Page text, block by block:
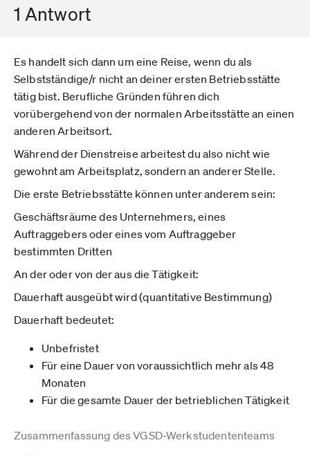
1 Antwort
Es handelt sich dann um eine Reise, wenn du als
Selbstständige/r nicht an deiner ersten Betriebsstätte
tätig bist. Berufliche Gründen führen dich
vorübergehend von der normalen Arbeitsstätte an einen
anderen Arbeitsort.
Während der Dienstreise arbeitest du also nicht wie
gewohnt am Arbeitsplatz, sondern an anderer Stelle.
Die erste Betriebsstätte können unter anderem sein:
Geschäftsräume des Unternehmers, eines
Auftraggebers oder eines vom Auftraggeber
bestimmten Dritten
An der oder von der aus die Tätigkeit:
Dauerhaft ausgeübt wird (quantitative Bestimmung)
Dauerhaft bedeutet:
Unbefristet
Für eine Dauer von voraussichtlich mehr als 48
Monaten
Für die gesamte Dauer der betrieblichen Tätigkeit
Zusammenfassung des VGSD-Werkstudententeams